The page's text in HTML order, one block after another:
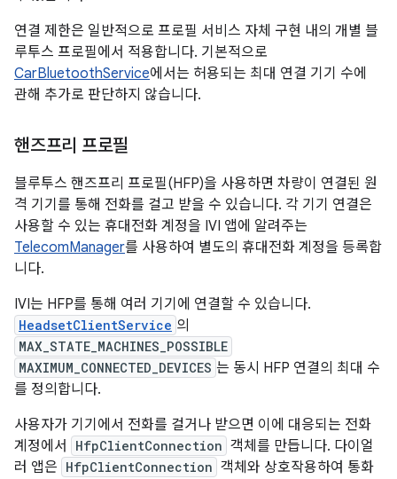
연결 제한은 일반적으로 프로필 서비스 자체 구현 내의 개별 블
루투스 프로필에서 적용합니다. 기본적으로
CarBluetoothService에서는 허용되는 최대 연결 기기 수에
관해 추가로 판단하지 않습니다.
핸즈프리 프로필
블루투스 핸즈프리 프로필(HFP)을 사용하면 차량이 연결된 원
격 기기를 통해 전화를 걸고 받을 수 있습니다. 각 기기 연결은
사용할 수 있는 휴대전화 계정을 IVI 앱에 알려주는
TelecomManager를 사용하여 별도의 휴대전화 계정을 등록합
니다.
IVI는 HFP를 통해 여러 기기에 연결할 수 있습니다.
HeadsetClientService 의
MAX_STATE_MACHINES_POSSIBLE
MAXIMUM_CONNECTED_DEVICES 는 동시 HFP 연결의 최대 수
를 정의합니다.
사용자가 기기에서 전화를 걸거나 받으면 이에 대응되는 전화
계정에서
HfpClientConnection 객체를 만듭니다. 다이얼
러 앱은 HfpClientConnection 객체와 상호작용하여 통화